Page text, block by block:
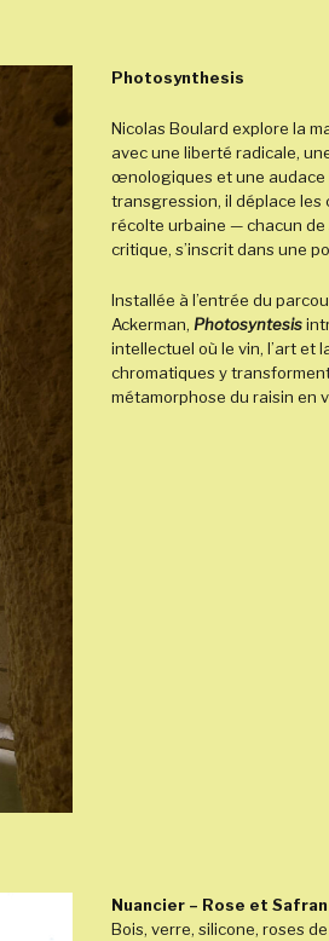
Photosynthesis
Nicolas Boulard explore la
avec une liberté radicale,
œnologiques et une audace
transgression, il déplace les
récolte urbaine — chacun
critique, s’inscrit dans une
Installée à l’entrée du
Ackerman, Photosyntesis
intellectuel où le vin, l’art et
chromatiques y
métamorphose du raisin en
Nuancier – Rose et Safran
Bois, verre, silicone, roses